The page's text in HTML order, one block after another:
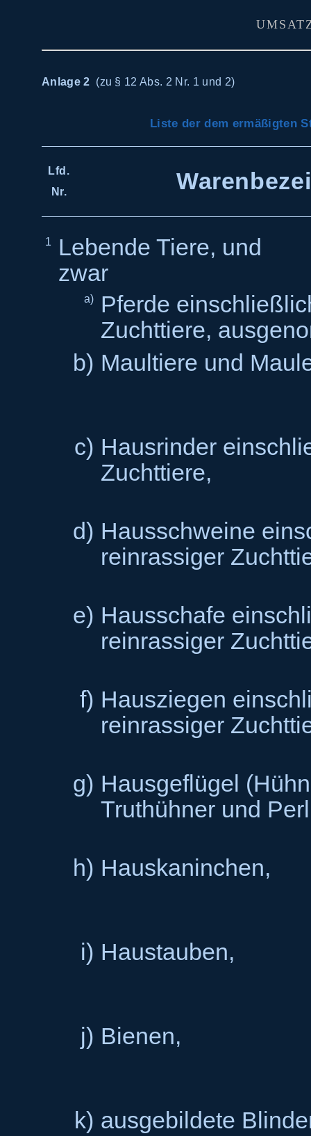
Anlage 2 (zu § 12 Abs. 2 Nr. 1 und 2)
Liste der dem ermäßigten
Lfd.
Nr.
1
Lebende Tiere, und
a)
Pferde
Zuchttiere,
b) Maultiere und
c) Hausrinder
Zuchttiere,
d) Hausschweine
reinrassiger
e) Hausschafe
reinrassiger
f) Hausziegen
reinrassiger
g) Hausgeflügel
Truthühner und
h) Hauskaninchen,
i) Haustauben,
j) Bienen,
k) ausgebildete